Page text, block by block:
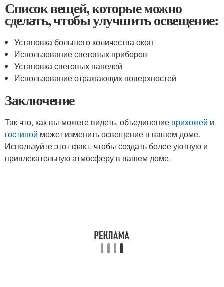
Список вещей, которые можно
сделать, чтобы улучшить освещение:
Установка большего количества окон
Использование световых приборов
Установка световых панелей
Использование отражающих поверхностей
Заключение
Так что, как вы можете видеть, объединение прихожей и
гостиной может изменить освещение в вашем доме.
Используйте этот факт, чтобы создать более уютную и
привлекательную атмосферу в вашем доме.